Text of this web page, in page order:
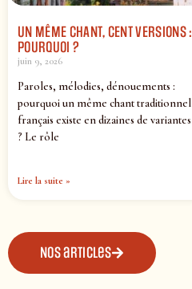
UN MÊME CHANT, CENT VERSIONS :
POURQUOI ?
juin 9, 2026
Paroles, mélodies, dénouements :
pourquoi un même chant traditionnel
français existe en dizaines de variantes
? Le rôle
Lire la suite »
Nos articles